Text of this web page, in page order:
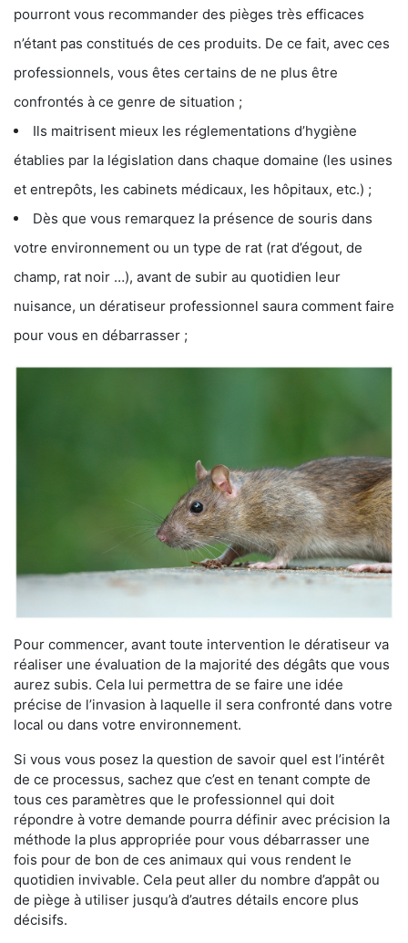
pourront vous recommander des pièges très efficaces
n’étant pas constitués de ces produits. De ce fait, avec ces
professionnels, vous êtes certains de ne plus être
confrontés à ce genre de situation ;
Ils maitrisent mieux les réglementations d’hygiène
établies par la législation dans chaque domaine (les usines
et entrepôts, les cabinets médicaux, les hôpitaux, etc.) ;
Dès que vous remarquez la présence de souris dans
votre environnement ou un type de rat (rat d’égout, de
champ, rat noir …), avant de subir au quotidien leur
nuisance, un dératiseur professionnel saura comment faire
pour vous en débarrasser ;
Pour commencer, avant toute intervention le dératiseur va
réaliser une évaluation de la majorité des dégâts que vous
aurez subis. Cela lui permettra de se faire une idée
précise de l’invasion à laquelle il sera confronté dans votre
local ou dans votre environnement.
Si vous vous posez la question de savoir quel est l’intérêt
de ce processus, sachez que c’est en tenant compte de
tous ces paramètres que le professionnel qui doit
répondre à votre demande pourra définir avec précision la
méthode la plus appropriée pour vous débarrasser une
fois pour de bon de ces animaux qui vous rendent le
quotidien invivable. Cela peut aller du nombre d’appât ou
de piège à utiliser jusqu’à d’autres détails encore plus
décisifs.